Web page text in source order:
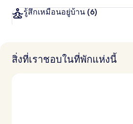
รู้สึกเหมือนอยู่บ้าน (6)
สิ่งที่เราชอบในที่พักแห่งนี้